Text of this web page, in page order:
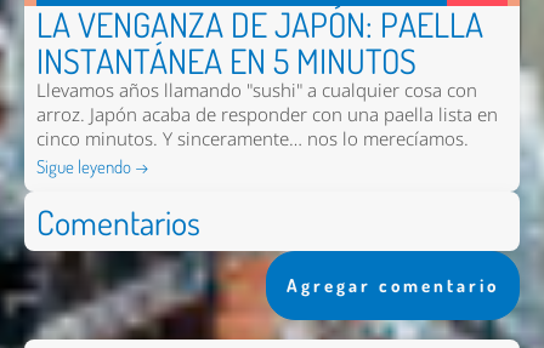
LA VENGANZA DE JAPÓN: PAELLA
INSTANTÁNEA EN 5 MINUTOS
Llevamos años llamando "sushi" a cualquier cosa con
arroz. Japón acaba de responder con una paella lista en
cinco minutos. Y sinceramente… nos lo merecíamos.
Sigue leyendo →
Comentarios
Agregar comentario